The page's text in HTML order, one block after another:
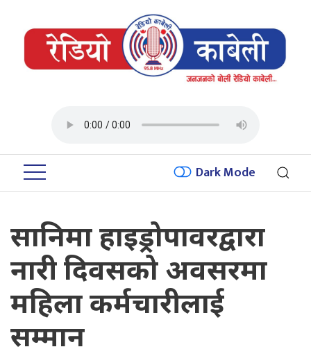
Dark Mode
सानिमा हाइड्रोपावरद्वारा
नारी दिवसको अवसरमा
महिला कर्मचारीलाई
सम्मान